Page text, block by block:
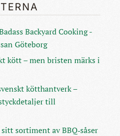
Backyard Cooking -
Göteborg
kött – men bristen märks i
kötthantverk –
till
sortiment av BBQ‑såser